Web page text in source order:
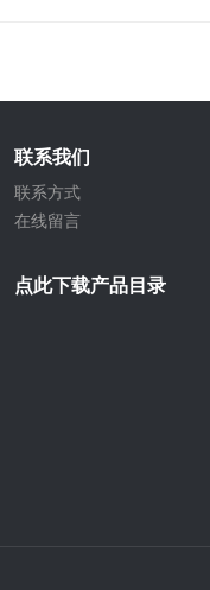
联系我们
联系方式
在线留言
点此下载产品目录